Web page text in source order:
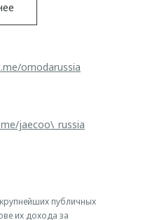
omodarussia
jaecoo\_russia
публичных
их дохода за